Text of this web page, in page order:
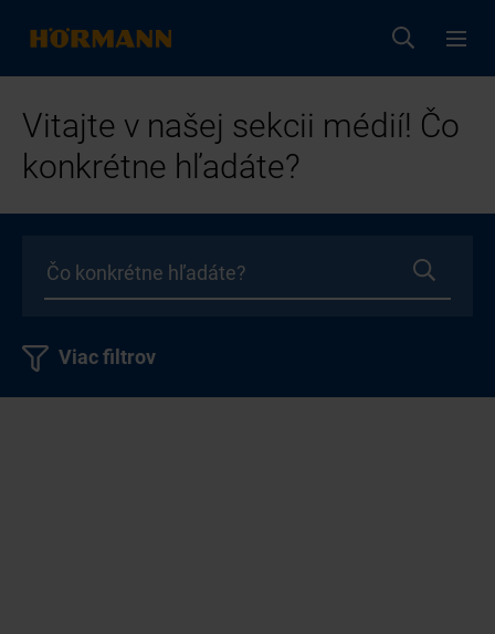
Vitajte v našej sekcii médií! Čo
konkrétne hľadáte?
Viac filtrov